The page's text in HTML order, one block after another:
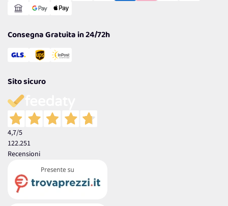
Consegna Gratuita in 24/72h
Sito sicuro
4,7/5
122.251
Recensioni